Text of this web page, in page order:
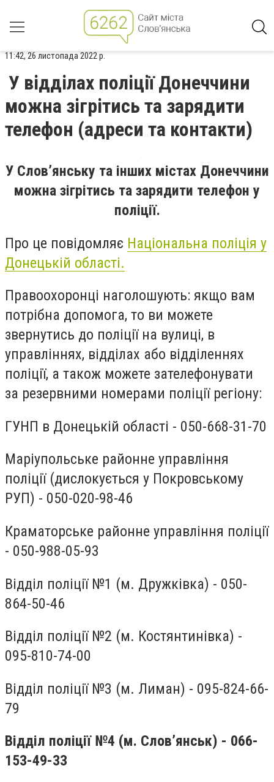
11:42, 26 листопада 2022 р.
У відділах поліції Донеччини
можна зігрітись та зарядити
телефон (адреси та контакти)
У Слов’янську та інших містах Донеччини
можна зігрітись та зарядити телефон у
поліції.
Про це повідомляє Національна поліція у
Донецькій області.
Правоохоронці наголошують: якщо вам
потрібна допомога, то ви можете
звернутись до поліції на вулиці, в
управліннях, відділах або відділеннях
поліції, а також можете зателефонувати
за резервними номерами поліції регіону:
ГУНП в Донецькій області - 050-668-31-70
Маріупольське районне управління
поліції (дислокується у Покровському
РУП) - 050-020-98-46
Краматорське районне управління поліції
- 050-988-05-93
Відділ поліції №1 (м. Дружківка) - 050-
864-50-46
Відділ поліції №2 (м. Костянтинівка) -
095-810-74-00
Відділ поліції №3 (м. Лиман) - 095-824-66-
79
Відділ поліції №4 (м. Слов’янськ) - 066-
153-49-33